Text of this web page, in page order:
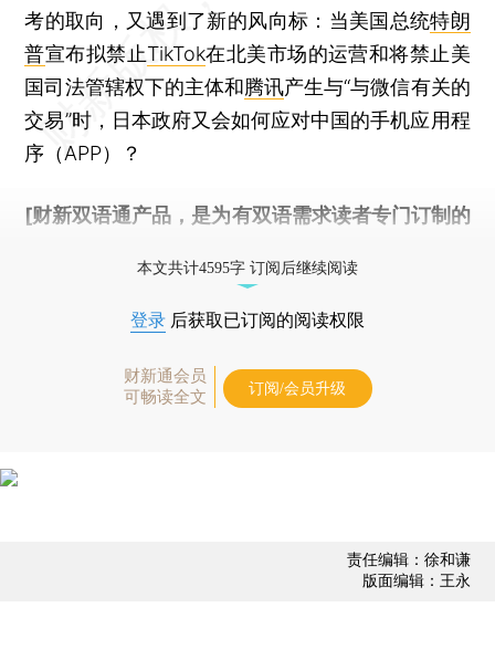
考的取向，又遇到了新的风向标：当美国总统特朗
普宣布拟禁止TikTok在北美市场的运营和将禁止美
国司法管辖权下的主体和腾讯产生与“与微信有关的
交易”时，日本政府又会如何应对中国的手机应用程
序（APP）？
[财新双语通产品，是为有双语需求读者专门订制的
本文共计4595字 订阅后继续阅读
登录 后获取已订阅的阅读权限
财新通会员
可畅读全文
订阅/会员升级
责任编辑：徐和谦
版面编辑：王永